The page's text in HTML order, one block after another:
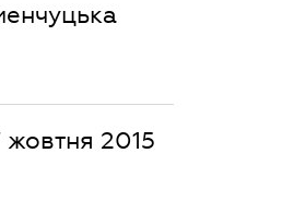
жовтня 2015